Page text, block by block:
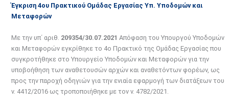
Έγκριση 4ου Πρακτικού Ομάδας Εργασίας Υπ. Υποδομών και
Μεταφορών
Με την υπ΄ αριθ. 209354/30.07.2021 Απόφαση του Υπουργού Υποδομών
και Μεταφορών εγκρίθηκε το 4ο Πρακτικό της Ομάδας Εργασίας που
συγκροτήθηκε στο Υπουργείο Υποδομών και Μεταφορών για την
υποβοήθηση των αναθετουσών αρχών και αναθετόντων φορέων, ως
προς την παροχή οδηγιών για την ενιαία εφαρμογή των διατάξεων του
ν. 4412/2016 ως τροποποιήθηκε με τον ν. 4782/2021.
ρ
ή
σ
ε
ω
ρ
ρ
ω
ν